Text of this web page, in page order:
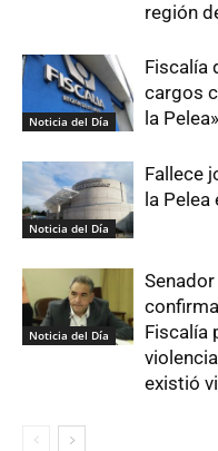
región
Noticia del Día
Fiscalía
cargos
la Pelea»
Noticia del Día
Fallece
la
Noticia del Día
Fiscalía
existió